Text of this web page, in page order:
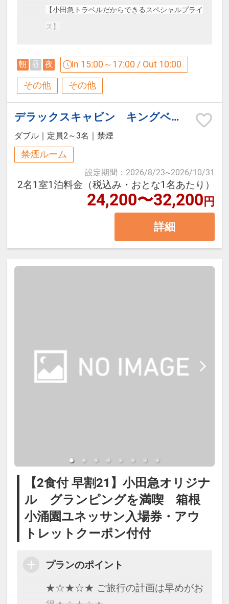
17：30～18：00にスタッフが客室
にお届けいたします。
いただきますようご協力お願いしま
す。
■お食事終了時間
30＞
※スタッフがキャビンにご利用後の
器具類を回収に伺います
山の朝食はヘルシーなコンチネンタ
ル・ブレックファーストスタイルに
※オリジナルサンドウィッチ、サラ
＜7：00～9：00＞の間にビバレッジ
ステーションまでお越しくださいま
せ。
※雨・風が強く快適にアウトドアデ
お食事をダイニングルームにご用意
いたします。
【小田急トラベルだからできるスペシャルプライ
ス】
及び翌日利用）
・御殿場プレミアムアウトレットクーポンシート
進呈（藤乃煌フロントにて進呈）
バケット
【メインディッシュ】
静岡県産豚ロースのトマホーク/国産牛肩ロース/
メガソーセージ/野菜/ローストガーリックソース/
します。
※17：00までにはチェックインしていただきます
※スタッフがキャビンにご利用後の器具類を回収
に伺います
【ご朝食】
山の朝食はヘルシーなコンチネンタル・ブレック
ホテルでは体験できないユニークで贅沢な藤乃煌
の朝。森を抜ける清清しい風と青空の下、いつも
より、うんと時間をかけてお召し上がりくださ
朝 昼 夜 In 15:00～17:00 / Out 10:00
その他 その他
デラックスキャビン キングベッド
ダブル｜ 定員2～3名 ｜ 禁煙
禁煙ルーム
設定期間 ： 2026/8/23~2026/10/31
2名1室1泊料金（税込み・おとな1名あたり）
24,200〜32,200円
詳細
【2食付 早割21】小田急オリジナ
ル グランピングを満喫 箱根
小涌園ユネッサン入場券・アウ
トレットクーポン付付
プランのポイント
★☆★☆★ ご旅行の計画は早めがお